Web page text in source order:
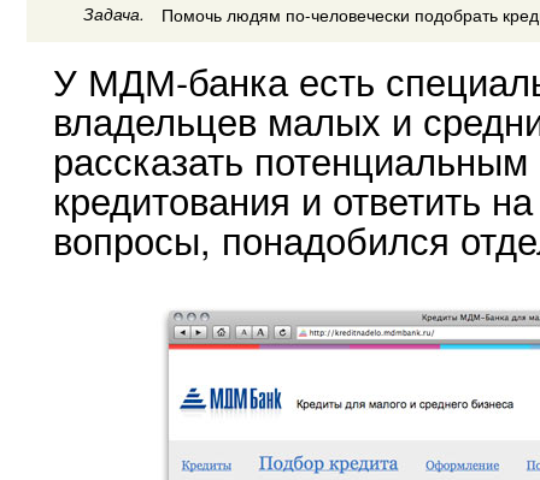
Задача. Помочь людям по-человечески подобрать
У МДМ-банка есть
владельцев малых и
рассказать
кредитования и ответить
вопросы, понадобился